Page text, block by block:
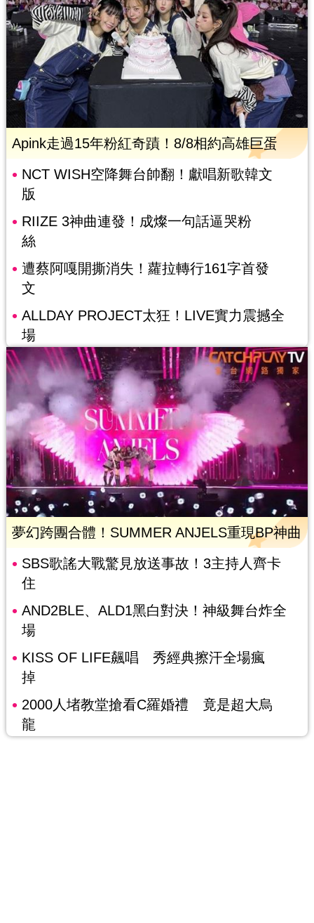
Apink走過15年粉紅奇蹟！8/8相約高雄巨蛋
NCT WISH空降舞台帥翻！獻唱新歌韓文
版
RIIZE 3神曲連發！成燦一句話逼哭粉
絲
遭蔡阿嘎開撕消失！蘿拉轉行161字首發
文
ALLDAY PROJECT太狂！LIVE實力震撼全
場
夢幻跨團合體！SUMMER ANJELS重現BP神曲
SBS歌謠大戰驚見放送事故！3主持人齊卡
住
AND2BLE、ALD1黑白對決！神級舞台炸全
場
KISS OF LIFE飆唱 秀經典擦汗全場瘋
掉
2000人堵教堂搶看C羅婚禮 竟是超大烏
龍